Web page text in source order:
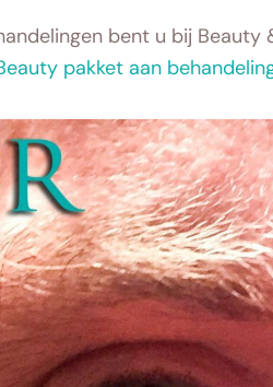
bent u bij
pakket aan